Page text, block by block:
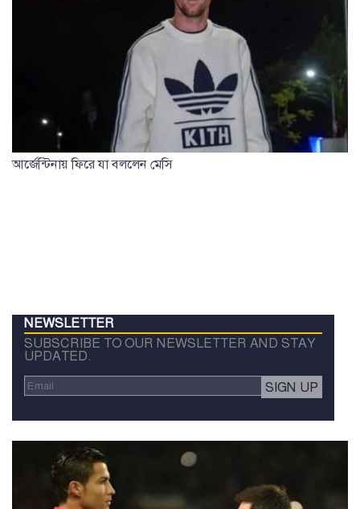
আর্জেন্টিনায় ফিরে যা বললেন মেসি
NEWSLETTER
SUBSCRIBE TO OUR NEWSLETTER AND STAY
UPDATED.